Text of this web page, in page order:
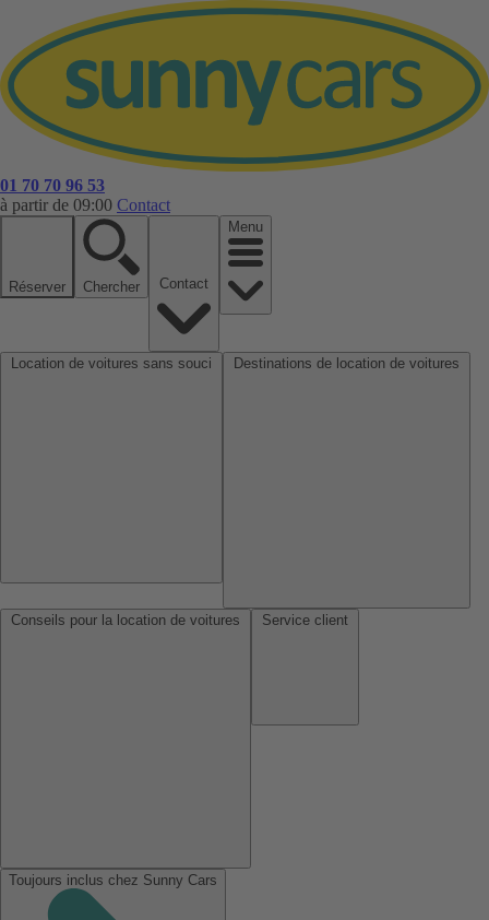
01 70 70 96 53
à partir de 09:00 Contact
Réserver Chercher
Menu
Toujours inclus chez Sunny Cars